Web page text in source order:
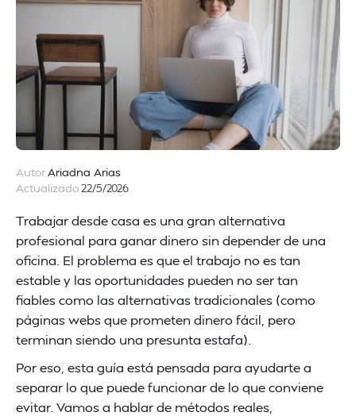
AutorAriadna Arias
Actualizado22/5/2026
Trabajar desde casa es una gran alternativa
profesional para ganar dinero sin depender de una
oficina. El problema es que el trabajo no es tan
estable y las oportunidades pueden no ser tan
fiables como las alternativas tradicionales (como
páginas webs que prometen dinero fácil, pero
terminan siendo una presunta estafa).
Por eso, esta guía está pensada para ayudarte a
separar lo que puede funcionar de lo que conviene
evitar. Vamos a hablar de métodos reales,